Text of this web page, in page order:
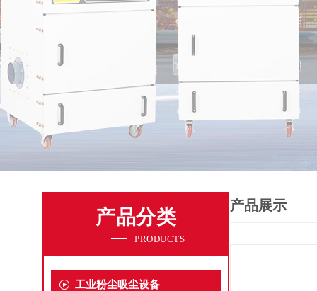
产品分类
PRODUCTS
工业粉尘吸尘设备
产品展示